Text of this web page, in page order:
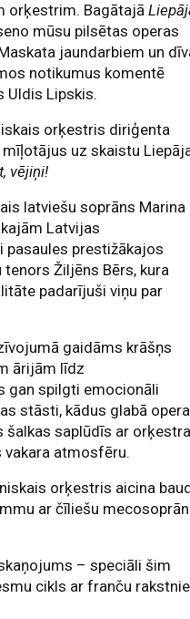
orķestrim. Bagātajā
mūsu pilsētas operas
jaundarbiem un
notikumus komentē
Uldis Lipskis.
orķestris diriģenta
uz skaistu
vējiņi!
latviešu soprāns Marina
Latvijas
pasaules prestižākajos
Žiljēns Bērs, kura
padarījuši viņu par
gaidāms krāšņs
ārijām līdz
gan spilgti emocionāli
stāsti, kādus glabā
šalkas saplūdīs ar orķestra
vakara atmosfēru.
orķestris aicina
ar čīliešu
– speciāli šim
cikls ar franču